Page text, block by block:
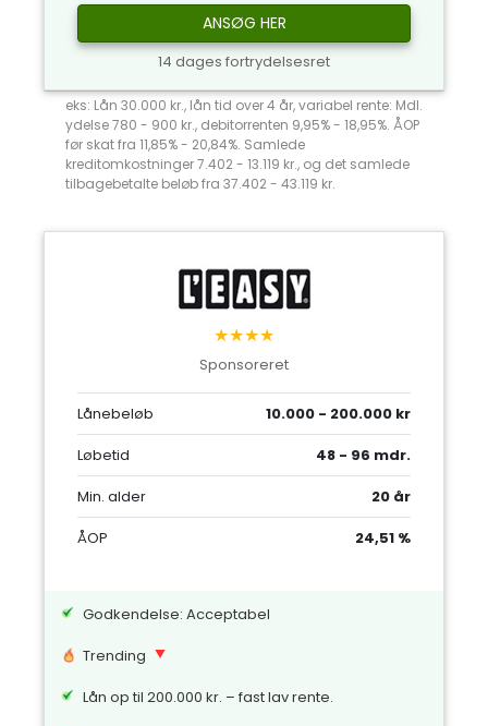
ANSØG HER
14 dages fortrydelsesret
eks: Lån 30.000 kr., lån tid over 4 år, variabel rente: Mdl.
ydelse 780 - 900 kr., debitorrenten 9,95% - 18,95%. ÅOP
før skat fra 11,85% - 20,84%. Samlede
kreditomkostninger 7.402 - 13.119 kr., og det samlede
tilbagebetalte beløb fra 37.402 - 43.119 kr.
★★★★
Sponsoreret
Lånebeløb
10.000 - 200.000 kr
Løbetid
48 - 96 mdr.
Min. alder
20 år
ÅOP
24,51 %
Godkendelse: Acceptabel
Trending
Lån op til 200.000 kr. – fast lav rente.